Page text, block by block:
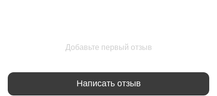
Добавьте первый отзыв
Написать отзыв